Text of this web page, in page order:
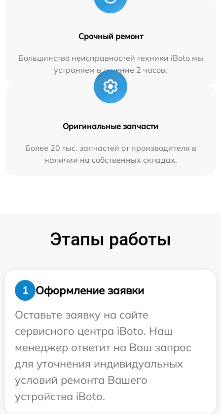
Срочный ремонт
Большинство неисправностей техники iBoto мы
устраняем в течение 2 часов.
Оригинальные запчасти
Более 20 тыс. запчастей от производителя в
наличии на собственных складах.
Этапы работы
1
Оформление заявки
Оставьте заявку на сайте
сервисного центра iBoto. Наш
менеджер ответит на Ваш запрос
для уточнения индивидуальных
условий ремонта Вашего
устройства iBoto.